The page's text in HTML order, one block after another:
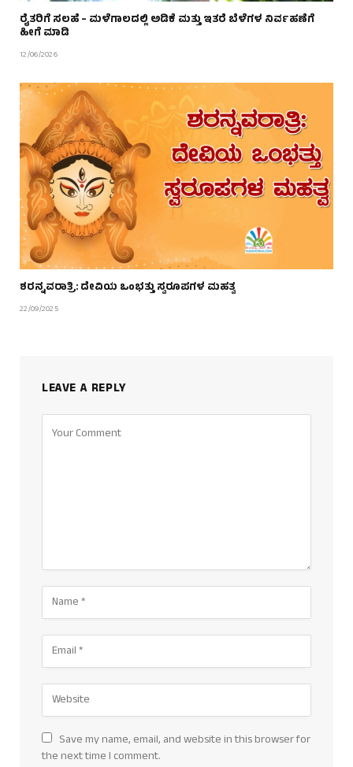
ರೈತರಿಗೆ ಸಲಹೆ – ಮಳೆಗಾಲದಲ್ಲಿ ಅಡಿಕೆ ಮತ್ತು ಇತರೆ ಬೆಳೆಗಳ ನಿರ್ವಹಣೆಗೆ
ಹೀಗೆ ಮಾಡಿ
12/06/2026
ಶರನ್ನವರಾತ್ರಿ: ದೇವಿಯ ಒಂಭತ್ತು ಸ್ವರೂಪಗಳ ಮಹತ್ವ
22/09/2025
LEAVE A REPLY
Save my name, email, and website in this browser for
the next time I comment.